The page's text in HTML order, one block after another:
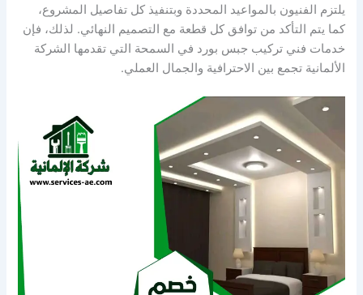
يلتزم الفنيون بالمواعيد المحددة وبتنفيذ كل تفاصيل المشروع،
كما يتم التأكد من توافق كل قطعة مع التصميم النهائي. لذلك، فإن
خدمات فني تركيب جبس بورد في السمحة التي تقدمها الشركة
الألمانية تجمع بين الاحترافية والجمال العملي.